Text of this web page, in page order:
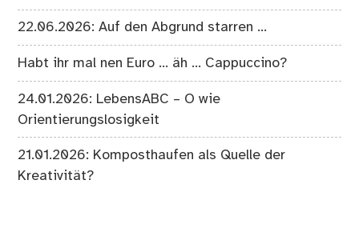
22.06.2026: Auf den Abgrund starren …
Habt ihr mal nen Euro … äh … Cappuccino?
24.01.2026: LebensABC – O wie
Orientierungslosigkeit
21.01.2026: Komposthaufen als Quelle der
Kreativität?